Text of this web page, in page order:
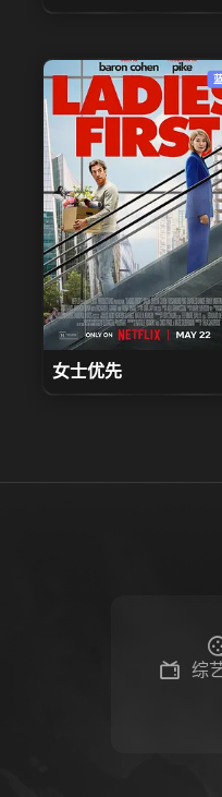
女士优先
综